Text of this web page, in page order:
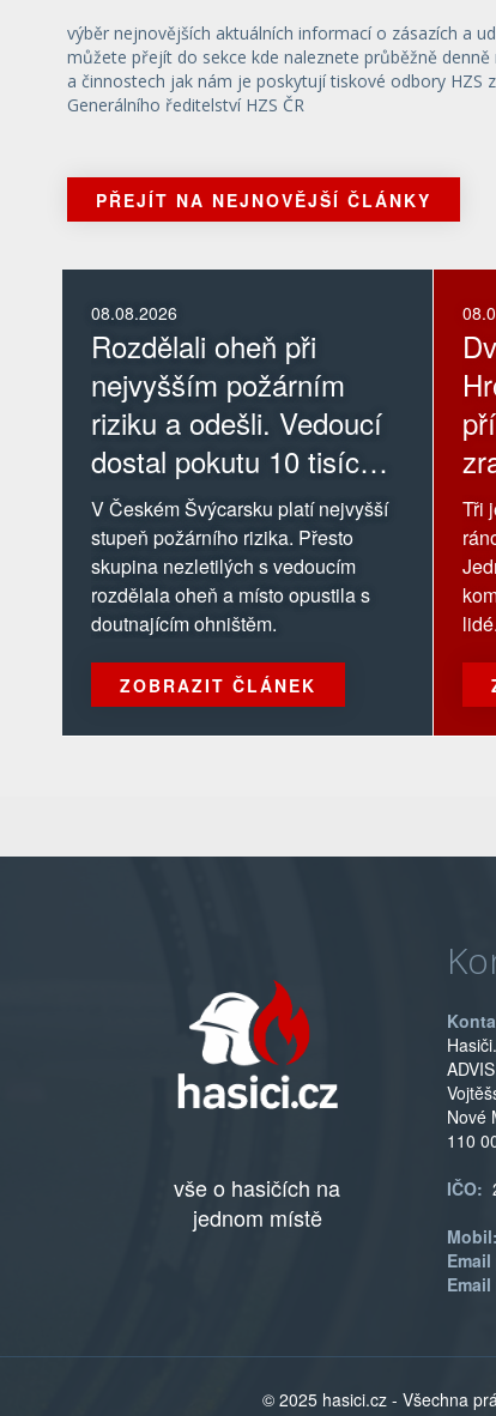
výběr nejnovějších aktuálních informací o zásazích a
můžete přejít do sekce kde naleznete průběžně denně
a činnostech jak nám je poskytují tiskové odbory HZS
Generálního ředitelství HZS ČR
PŘEJÍT NA NEJNOVĚJŠÍ ČLÁNKY
08.08.2026
Rozdělali oheň při
nejvyšším požárním
riziku a odešli. Vedoucí
dostal pokutu 10 tisíc
korun
V Českém Švýcarsku platí nejvyšší
stupeň požárního rizika. Přesto
skupina nezletilých s vedoucím
rozdělala oheň a místo opustila s
doutnajícím ohništěm.
ZOBRAZIT ČLÁNEK
Tři
lidé.
vše o hasičích na
jednom místě
Nové
110
IČO:
Mobil:
© 2025 hasici.cz - Všechna